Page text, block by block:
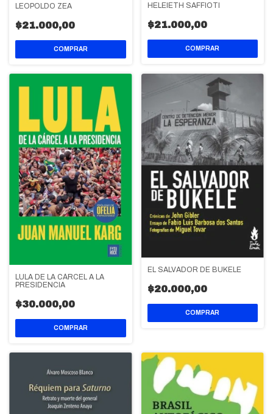
LEOPOLDO ZEA
$21.000,00
HELEIETH SAFFIOTI
$21.000,00
LULA DE LA CÁRCEL A LA
PRESIDENCIA
$30.000,00
EL SALVADOR DE BUKELE
$20.000,00